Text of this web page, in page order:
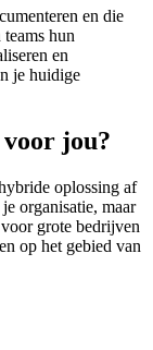
en die
hun
en
je huidige
jou?
oplossing af
organisatie, maar
grote bedrijven
op het gebied van